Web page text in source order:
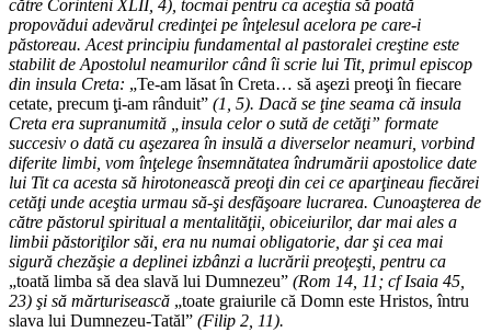
către Corinteni XLII, 4), tocmai pentru ca aceştia să poată
propovădui adevărul credinţei pe înţelesul acelora pe care-i
păstoreau. Acest principiu fundamental al pastoralei creştine este
stabilit de Apostolul neamurilor când îi scrie lui Tit, primul episcop
din insula Creta: „Te-am lăsat în Creta… să aşezi preoţi în fiecare
cetate, precum ţi-am rânduit” (1, 5). Dacă se ţine seama că insula
Creta era supranumită „insula celor o sută de cetăţi” formate
succesiv o dată cu aşezarea în insulă a diverselor neamuri, vorbind
diferite limbi, vom înţelege însemnătatea îndrumării apostolice date
lui Tit ca acesta să hirotonească preoţi din cei ce aparţineau fiecărei
cetăţi unde aceştia urmau să-şi desfăşoare lucrarea. Cunoaşterea de
către păstorul spiritual a mentalităţii, obiceiurilor, dar mai ales a
limbii păstoriţilor săi, era nu numai obligatorie, dar şi cea mai
sigură chezăşie a deplinei izbânzi a lucrării preoţeşti, pentru ca
„toată limba să dea slavă lui Dumnezeu” (Rom 14, 11; cf Isaia 45,
23) şi să mărturisească „toate graiurile că Domn este Hristos, întru
slava lui Dumnezeu-Tatăl” (Filip 2, 11).